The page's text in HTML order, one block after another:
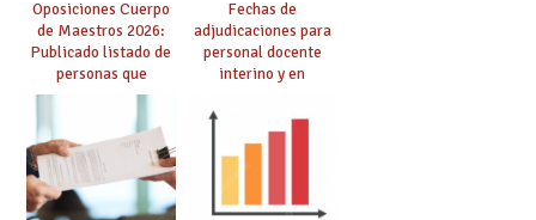
Oposiciones Cuerpo
de Maestros 2026:
Publicado listado de
personas que
adquieren nueva
especialidad
Fechas de
adjudicaciones para
personal docente
interino y en
debes saber